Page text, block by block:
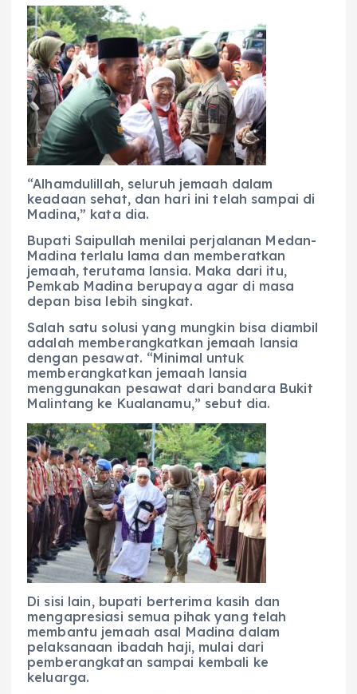
“Alhamdulillah, seluruh jemaah dalam
keadaan sehat, dan hari ini telah sampai di
Madina,” kata dia.
Bupati Saipullah menilai perjalanan Medan-
Madina terlalu lama dan memberatkan
jemaah, terutama lansia. Maka dari itu,
Pemkab Madina berupaya agar di masa
depan bisa lebih singkat.
Salah satu solusi yang mungkin bisa diambil
adalah memberangkatkan jemaah lansia
dengan pesawat. “Minimal untuk
memberangkatkan jemaah lansia
menggunakan pesawat dari bandara Bukit
Malintang ke Kualanamu,” sebut dia.
Di sisi lain, bupati berterima kasih dan
mengapresiasi semua pihak yang telah
membantu jemaah asal Madina dalam
pelaksanaan ibadah haji, mulai dari
pemberangkatan sampai kembali ke
keluarga.